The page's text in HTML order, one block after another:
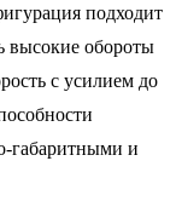
подходит
высокие обороты
с усилием до
габаритными и